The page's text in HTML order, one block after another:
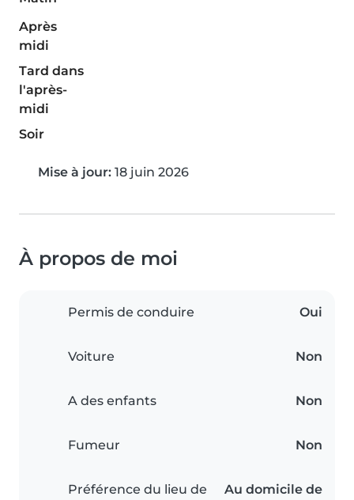
Après
midi
Tard dans
l'après-
midi
Soir
Mise à jour: 18 juin 2026
À propos de moi
Permis de conduire Oui
Voiture Non
A des enfants Non
Fumeur Non
Préférence du lieu de
Au domicile de